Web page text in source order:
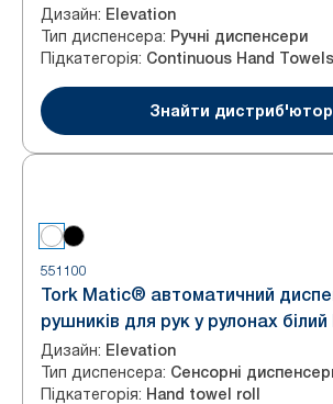
подачею, білий
Дизайн: Elevation
Тип диспенсера: Ручні диспенсери
Підкатегорія: Continuous Hand Towels
Знайти
551100
Tork Matic® автоматичний
рушників для рук у рулонах білий
Дизайн: Elevation
Тип диспенсера: Сенсорні
Підкатегорія: Hand towel roll